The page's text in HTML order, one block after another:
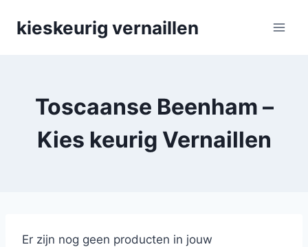
kieskeurig vernaillen
Toscaanse Beenham –
Kies keurig Vernaillen
Er zijn nog geen producten in jouw